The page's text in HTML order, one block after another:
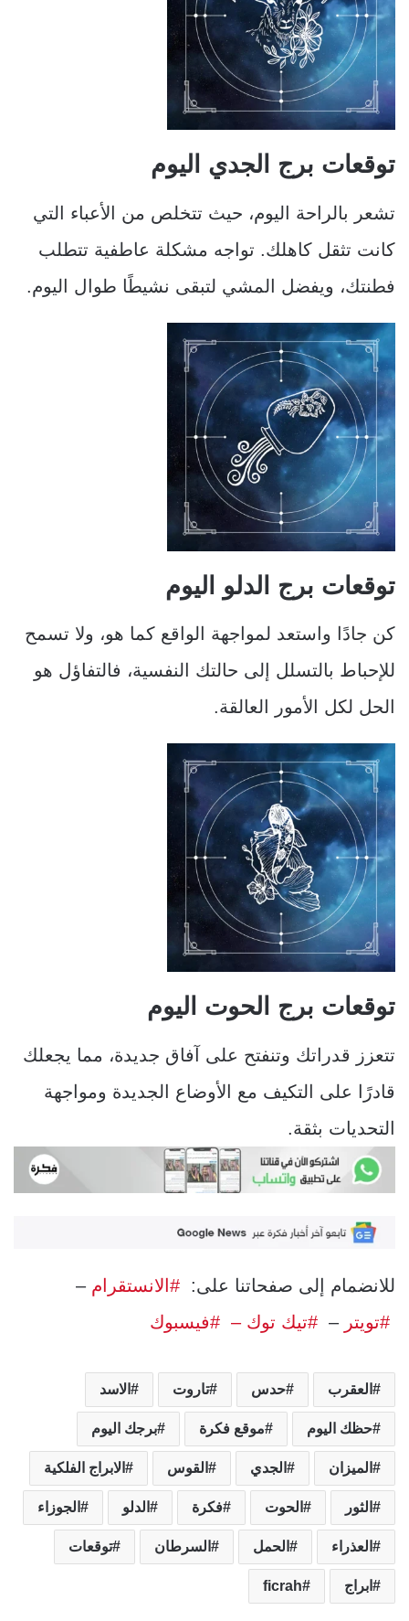
توقعات برج الجدي اليوم
تشعر بالراحة اليوم، حيث تتخلص من الأعباء التي
كانت تثقل كاهلك. تواجه مشكلة عاطفية تتطلب
فطنتك، ويفضل المشي لتبقى نشيطًا طوال اليوم.
توقعات برج الدلو اليوم
كن جادًا واستعد لمواجهة الواقع كما هو، ولا تسمح
للإحباط بالتسلل إلى حالتك النفسية، فالتفاؤل هو
الحل لكل الأمور العالقة.
توقعات برج الحوت اليوم
تتعزز قدراتك وتنفتح على آفاق جديدة، مما يجعلك
قادرًا على التكيف مع الأوضاع الجديدة ومواجهة
التحديات بثقة.
للانضمام إلى صفحاتنا على: #الانستقرام –
#تويتر – #تيك توك – #فيسبوك
العقرب حدس تاروت الاسد
حظك اليوم موقع فكرة برجك اليوم
الميزان الجدي القوس الابراج الفلكية
الثور الحوت فكرة الدلو الجوزاء
العذراء الحمل السرطان توقعات
ابراج ficrah